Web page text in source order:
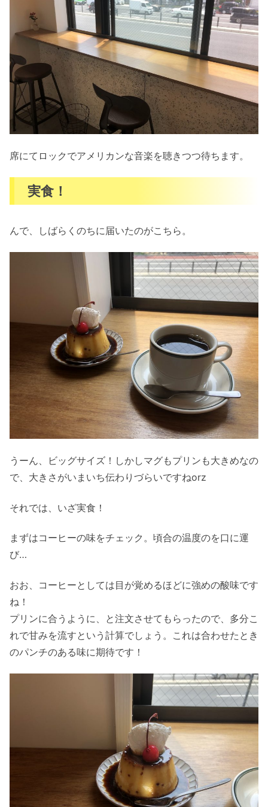
席にてロックでアメリカンな音楽を聴きつつ待ちます。
実食！
んで、しばらくのちに届いたのがこちら。
うーん、ビッグサイズ！しかしマグもプリンも大きめなの
で、大きさがいまいち伝わりづらいですねorz
それでは、いざ実食！
まずはコーヒーの味をチェック。頃合の温度のを口に運
び…
おお、コーヒーとしては目が覚めるほどに強めの酸味です
ね！
プリンに合うように、と注文させてもらったので、多分こ
れで甘みを流すという計算でしょう。これは合わせたとき
のパンチのある味に期待です！